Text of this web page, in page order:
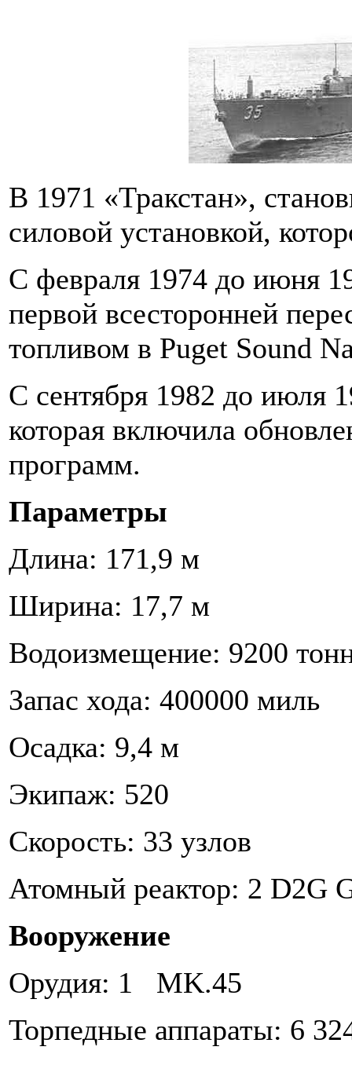
В 1971 «Тракстан»,
силовой установкой,
С февраля 1974 до июня
первой всесторонней
топливом в Puget Sound
С сентября 1982 до июля
которая включила
программ.
Параметры
Длина: 171,9 м
Ширина: 17,7 м
Водоизмещение: 9200
Запас хода: 400000 миль
Осадка: 9,4 м
Экипаж: 520
Скорость: 33 узлов
Атомный реактор: 2 D2G
Вооружение
Орудия: 1 MK.45
Торпедные аппараты: 6